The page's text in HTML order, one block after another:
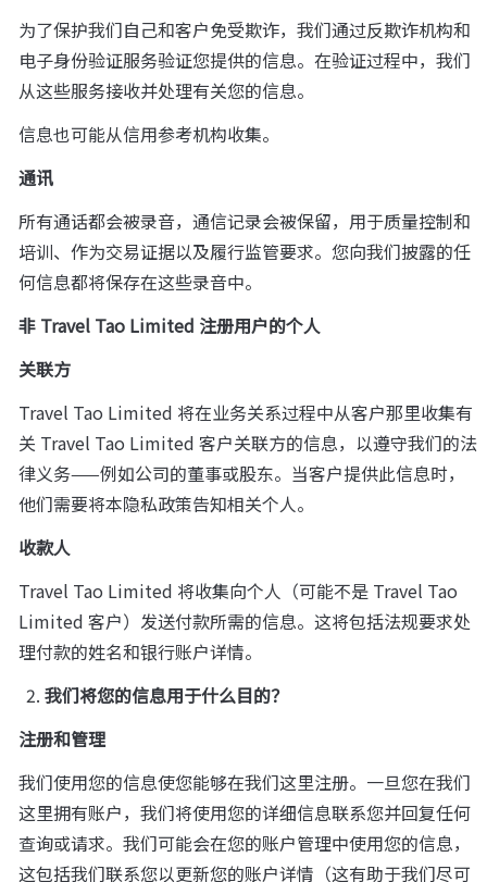
为了保护我们自己和客户免受欺诈，我们通过反欺诈机构和
电子身份验证服务验证您提供的信息。在验证过程中，我们
从这些服务接收并处理有关您的信息。
信息也可能从信用参考机构收集。
通讯
所有通话都会被录音，通信记录会被保留，用于质量控制和
培训、作为交易证据以及履行监管要求。您向我们披露的任
何信息都将保存在这些录音中。
非 Travel Tao Limited 注册用户的个人
关联方
Travel Tao Limited 将在业务关系过程中从客户那里收集有
关 Travel Tao Limited 客户关联方的信息，以遵守我们的法
律义务——例如公司的董事或股东。当客户提供此信息时，
他们需要将本隐私政策告知相关个人。
收款人
Travel Tao Limited 将收集向个人（可能不是 Travel Tao
Limited 客户）发送付款所需的信息。这将包括法规要求处
理付款的姓名和银行账户详情。
我们将您的信息用于什么目的？
注册和管理
我们使用您的信息使您能够在我们这里注册。一旦您在我们
这里拥有账户，我们将使用您的详细信息联系您并回复任何
查询或请求。我们可能会在您的账户管理中使用您的信息，
这包括我们联系您以更新您的账户详情（这有助于我们尽可